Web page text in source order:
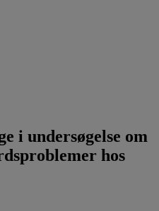
i undersøgelse om
hos